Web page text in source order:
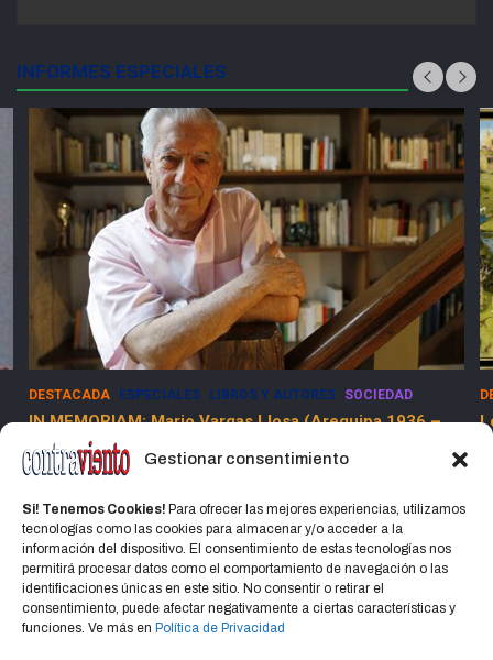
Gestionar consentimiento
Si! Tenemos Cookies! Para ofrecer las mejores experiencias, utilizamos
tecnologías como las cookies para almacenar y/o acceder a la
información del dispositivo. El consentimiento de estas tecnologías nos
permitirá procesar datos como el comportamiento de navegación o las
identificaciones únicas en este sitio. No consentir o retirar el
consentimiento, puede afectar negativamente a ciertas características y
funciones. Ve más en Política de Privacidad
INFORMES ESPECIALES
DESTACADA ESPECIALES SOCIEDAD
Los Dolores de la Guerra Flamenca
13 marzo, 2025 Jorge Martinez Jorge
Home Política de privacidad
CONTACTO